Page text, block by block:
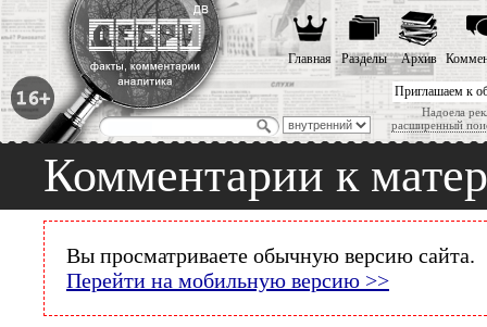
Приглашаем к
Надоела
расширенный
Главная Разделы Архив
Комментарии к
Вы просматриваете обычную версию сайта.
Перейти на мобильную версию >>